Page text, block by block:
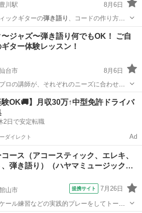
川駅
8月6日
ックギターの弾き語り
、コードの作り方、
ギター 趣味
〜ジャズ〜弾き語り何でもOK！ ご自
ター体験レッスン！
台市
8月6日
ロの講師が、それぞれのニーズに合わせカ
ではカバーできない知識や技術、アイディ
...
ー レッスン
験OK🚚】月収30万↑中型免許ドライバ
2日で安定転職
ダイレクト Ad
ース（アコースティック、エレキ、
、弾き語り）（ハヤマミュージック…
山市 提携サイト 7月26日
ール練習などの実践的プレーをしてトータ